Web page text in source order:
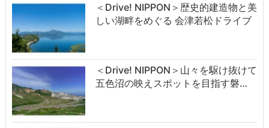
＜Drive! NIPPON＞歴史的建造物と美
しい湖畔をめぐる 会津若松ドライブ
＜Drive! NIPPON＞山々を駆け抜けて
五色沼の映えスポットを目指す磐…